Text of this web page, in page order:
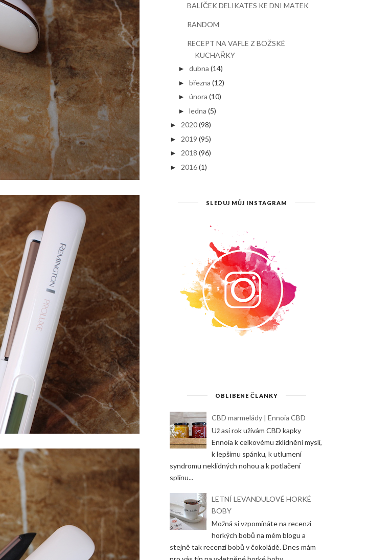
BALÍČEK DELIKATES KE DNI MATEK
RANDOM
RECEPT NA VAFLE Z BOŽSKÉ
KUCHAŘKY
►dubna (14)
►března (12)
►února (10)
►ledna (5)
► 2020 (98)
► 2019 (95)
► 2018 (96)
► 2016 (1)
SLEDUJ MŮJ INSTAGRAM
OBLÍBENÉ ČLÁNKY
CBD marmelády | Ennoia CBD
Už asi rok užívám CBD kapky
Ennoia k celkovému zklidnění mysli,
k lepšímu spánku, k utlumení
syndromu neklidných nohou a k potlačení
splínu...
LETNÍ LEVANDULOVÉ HORKÉ
BOBY
Možná si vzpomínáte na recenzi
horkých bobů na mém blogu a
stejně tak recenzi bobů v čokoládě. Dnes mám